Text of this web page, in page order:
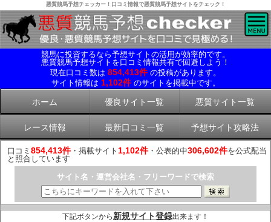
悪質競馬予想チェッカー！口コミ情報で悪質競馬予想サイトをチェック！
競馬に投資するなら予想サイトの活用が効率的です。
悪質競馬予想サイトを口コミ情報共有で回避しよう！
現在口コミ数は 854,413件 の投稿があります。
サイト情報は 1,102件 のサイトを掲載中です。
ホーム 優良サイト一覧 悪質サイト一覧
レース情報 最新口コミ一覧 予想サイト攻略法
口コミ 854,413件・掲載サイト 1,102件・公表的中306,602件を公式配当
と照合しています
サイト名・運営会社名・フリーワードで検索
下記ボタンから 新規サイト登録出来ます！